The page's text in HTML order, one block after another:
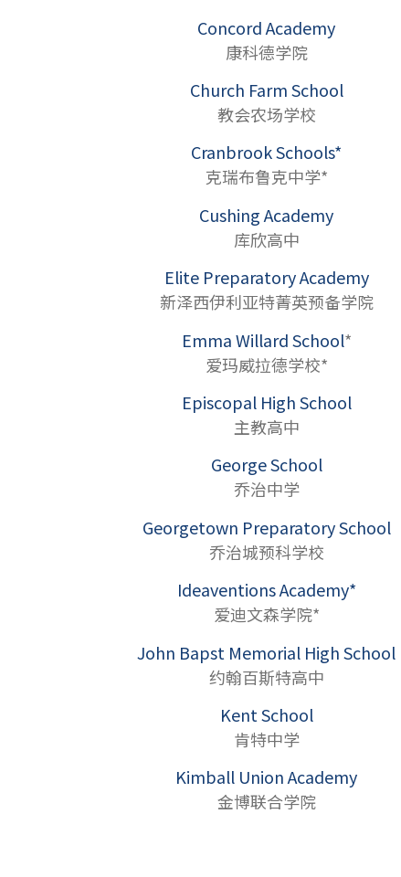
Concord Academy
康科德学院
Church Farm School
教会农场学校
Cranbrook Schools*
克瑞布鲁克中学*
Cushing Academy
库欣高中
Elite Preparatory Academy
新泽西伊利亚特菁英预备学院
Emma Willard School*
爱玛威拉德学校*
Episcopal High School
主教高中
George School
乔治中学
Georgetown Preparatory School
乔治城预科学校
Ideaventions Academy*
爱迪文森学院*
John Bapst Memorial High School
约翰百斯特高中
Kent School
肯特中学
Kimball Union Academy
金博联合学院